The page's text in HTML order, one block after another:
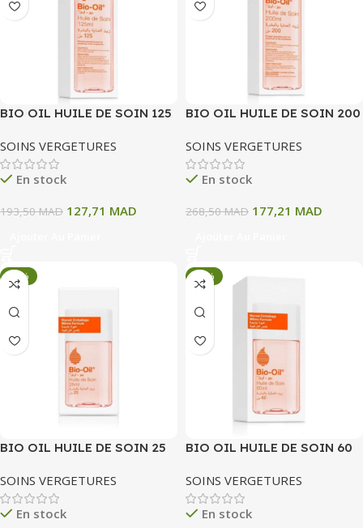
BIO OIL HUILE DE SOIN 125
SOINS VERGETURES
En stock
193,50MAD 127,71 MAD
BIO OIL HUILE DE SOIN 200
SOINS VERGETURES
En stock
268,50MAD 177,21 MAD
-34%
BIO OIL HUILE DE SOIN 25
SOINS VERGETURES
En stock
-34%
BIO OIL HUILE DE SOIN 60
SOINS VERGETURES
En stock